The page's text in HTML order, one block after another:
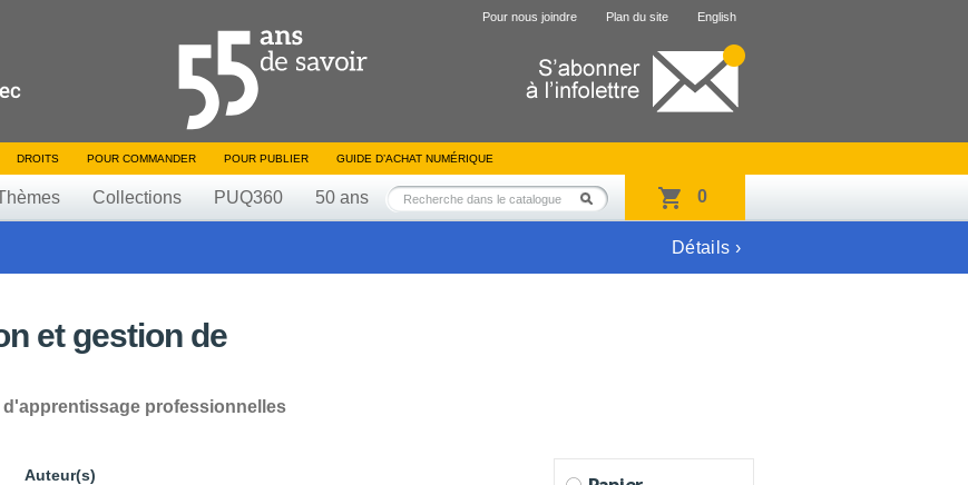
Pour nous joindre Plan du site English
DROITS POUR COMMANDER POUR PUBLIER GUIDE D’ACHAT NUMÉRIQUE
Collections PUQ360 50 ans 0
Détails ›
et gestion de
professionnelles
Auteur(s)